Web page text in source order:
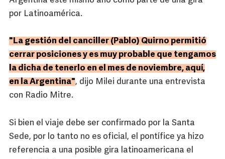
por Latinoamérica.
"La gestión del canciller (Pablo) Quirno permitió
cerrar posiciones y es muy probable que tengamos
la dicha de tenerlo en el mes de noviembre, aquí,
en la Argentina", dijo Milei durante una entrevista
con Radio Mitre.
Si bien el viaje debe ser confirmado por la Santa
Sede, por lo tanto no es oficial, el pontífice ya hizo
referencia a una posible gira latinoamericana el